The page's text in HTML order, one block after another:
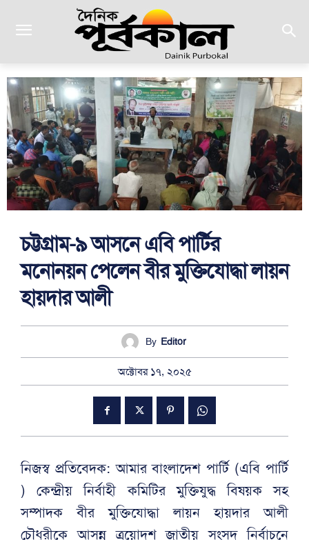
চট্টগ্রাম-৯ আসনে এবি পার্টির
মনোনয়ন পেলেন বীর মুক্তিযোদ্ধা লায়ন
হায়দার আলী
By Editor
অক্টোবর ১৭, ২০২৫
নিজস্ব প্রতিবেদক: আমার বাংলাদেশ পার্টি (এবি পার্টি
) কেন্দ্রীয় নির্বাহী কমিটির মুক্তিযুদ্ধ বিষয়ক সহ
সম্পাদক বীর মুক্তিযোদ্ধা লায়ন হায়দার আলী
চৌধুরীকে আসন্ন ত্রয়োদশ জাতীয় সংসদ নির্বাচনে